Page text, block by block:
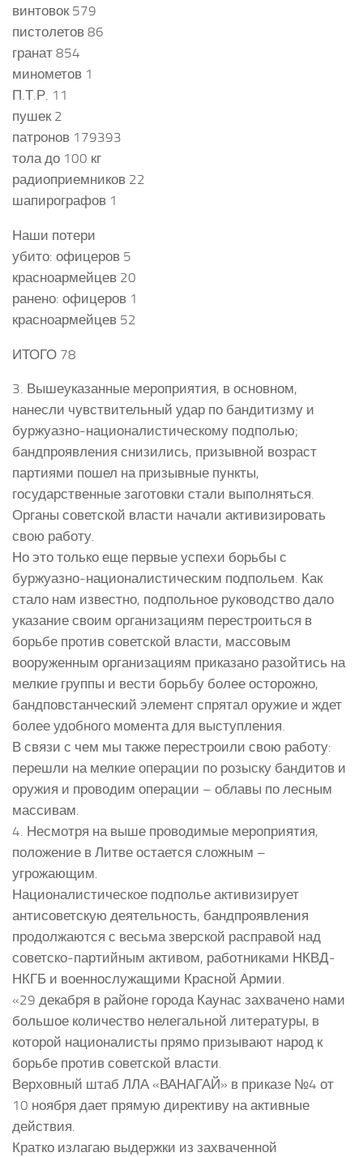
винтовок 579
пистолетов 86
гранат 854
минометов 1
П.Т.Р. 11
пушек 2
патронов 179393
тола до 100 кг
радиоприемников 22
шапирографов 1
Наши потери
убито: офицеров 5
красноармейцев 20
ранено: офицеров 1
красноармейцев 52
ИТОГО 78
3. Вышеуказанные мероприятия, в основном,
нанесли чувствительный удар по бандитизму и
буржуазно-националистическому подполью;
бандпроявления снизились, призывной возраст
партиями пошел на призывные пункты,
государственные заготовки стали выполняться.
Органы советской власти начали активизировать
свою работу.
Но это только еще первые успехи борьбы с
буржуазно-националистическим подпольем. Как
стало нам известно, подпольное руководство дало
указание своим организациям перестроиться в
борьбе против советской власти, массовым
вооруженным организациям приказано разойтись на
мелкие группы и вести борьбу более осторожно,
бандповстанческий элемент спрятал оружие и ждет
более удобного момента для выступления.
В связи с чем мы также перестроили свою работу:
перешли на мелкие операции по розыску бандитов и
оружия и проводим операции – облавы по лесным
массивам.
4. Несмотря на выше проводимые мероприятия,
положение в Литве остается сложным –
угрожающим.
Националистическое подполье активизирует
антисоветскую деятельность, бандпроявления
продолжаются с весьма зверской расправой над
советско-партийным активом, работниками НКВД-
НКГБ и военнослужащими Красной Армии.
«29 декабря в районе города Каунас захвачено нами
большое количество нелегальной литературы, в
которой националисты прямо призывают народ к
борьбе против советской власти.
Верховный штаб ЛЛА «ВАНАГАЙ» в приказе №4 от
10 ноября дает прямую директиву на активные
действия.
Кратко излагаю выдержки из захваченной